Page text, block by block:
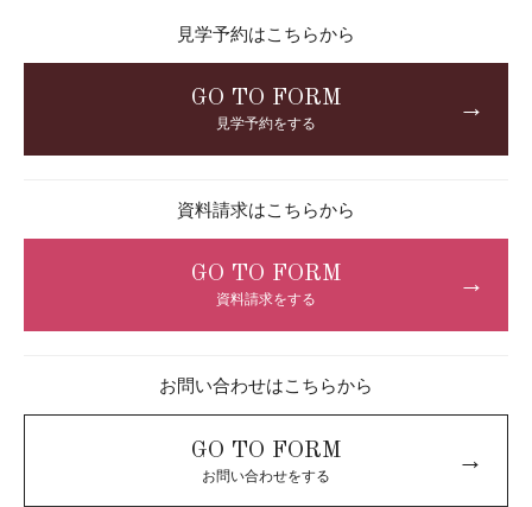
見学予約はこちらから
GO TO FORM
見学予約をする
→
資料請求はこちらから
GO TO FORM
資料請求をする
→
お問い合わせはこちらから
GO TO FORM
お問い合わせをする
→